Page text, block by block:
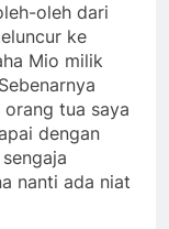
oleh dari
ke
Mio milik
tua saya
dengan
nanti ada niat